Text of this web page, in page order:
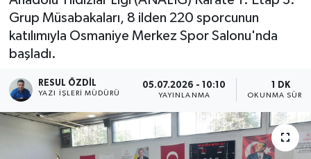
Grup Müsabakaları, 8 ilden 220 sporcunun
katılımıyla Osmaniye Merkez Spor Salonu'nda
başladı.
RESUL ÖZDIL
YAZI İŞLERI MÜDÜRÜ
05.07.2026 - 10:10
YAYINLANMA
1 DK
OKUNMA